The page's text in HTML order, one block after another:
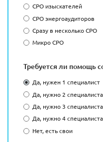
СРО изыскателей
СРО энергоаудиторов
Сразу в несколько СРО
Микро СРО
Требуется ли помощь
Да, нужен 1 специалист
Да, нужно 2 специалиста
Да, нужно 3 специалиста
Да, нужно 4 специалиста
Нет, есть свои